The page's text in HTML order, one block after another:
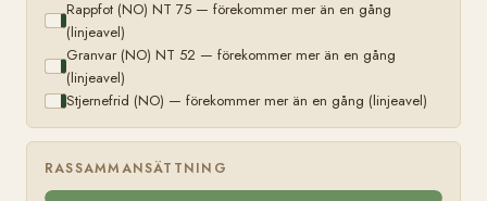
Rappfot (NO) NT 75 — förekommer mer än en gång
(linjeavel)
Granvar (NO) NT 52 — förekommer mer än en gång
(linjeavel)
Stjernefrid (NO) — förekommer mer än en gång (linjeavel)
RASSAMMANSÄTTNING